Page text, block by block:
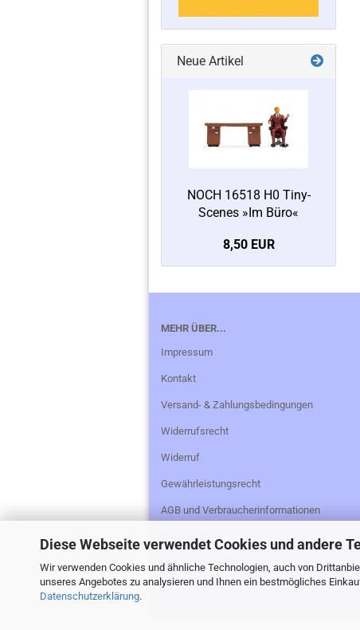
Diese Webseite verwendet Cookies und andere
Wir verwenden Cookies und ähnliche Technologien, auch von
unseres Angebotes zu analysieren und Ihnen ein bestmögliches
Datenschutzerklärung.
Neue Artikel
NOCH 16518 H0 Tiny-
Scenes »Im Büro«
8,50 EUR
MEHR ÜBER...
Impressum
Kontakt
Versand- & Zahlungsbedingungen
Widerrufsrecht
Widerruf
Gewährleistungsrecht
AGB und Verbraucherinformationen
Datenschutz
Cookie Einstellungen